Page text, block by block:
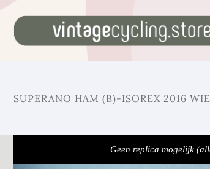
SUPERANO HAM (B)-ISOREX 2016
Geen replica mogelijk